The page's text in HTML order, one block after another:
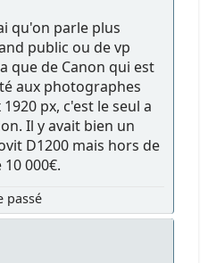
parle plus
public ou de vp
que de Canon qui est
aux photographes
px, c'est le seul a
Il y avait bien un
D1200 mais hors de
000€.
passé